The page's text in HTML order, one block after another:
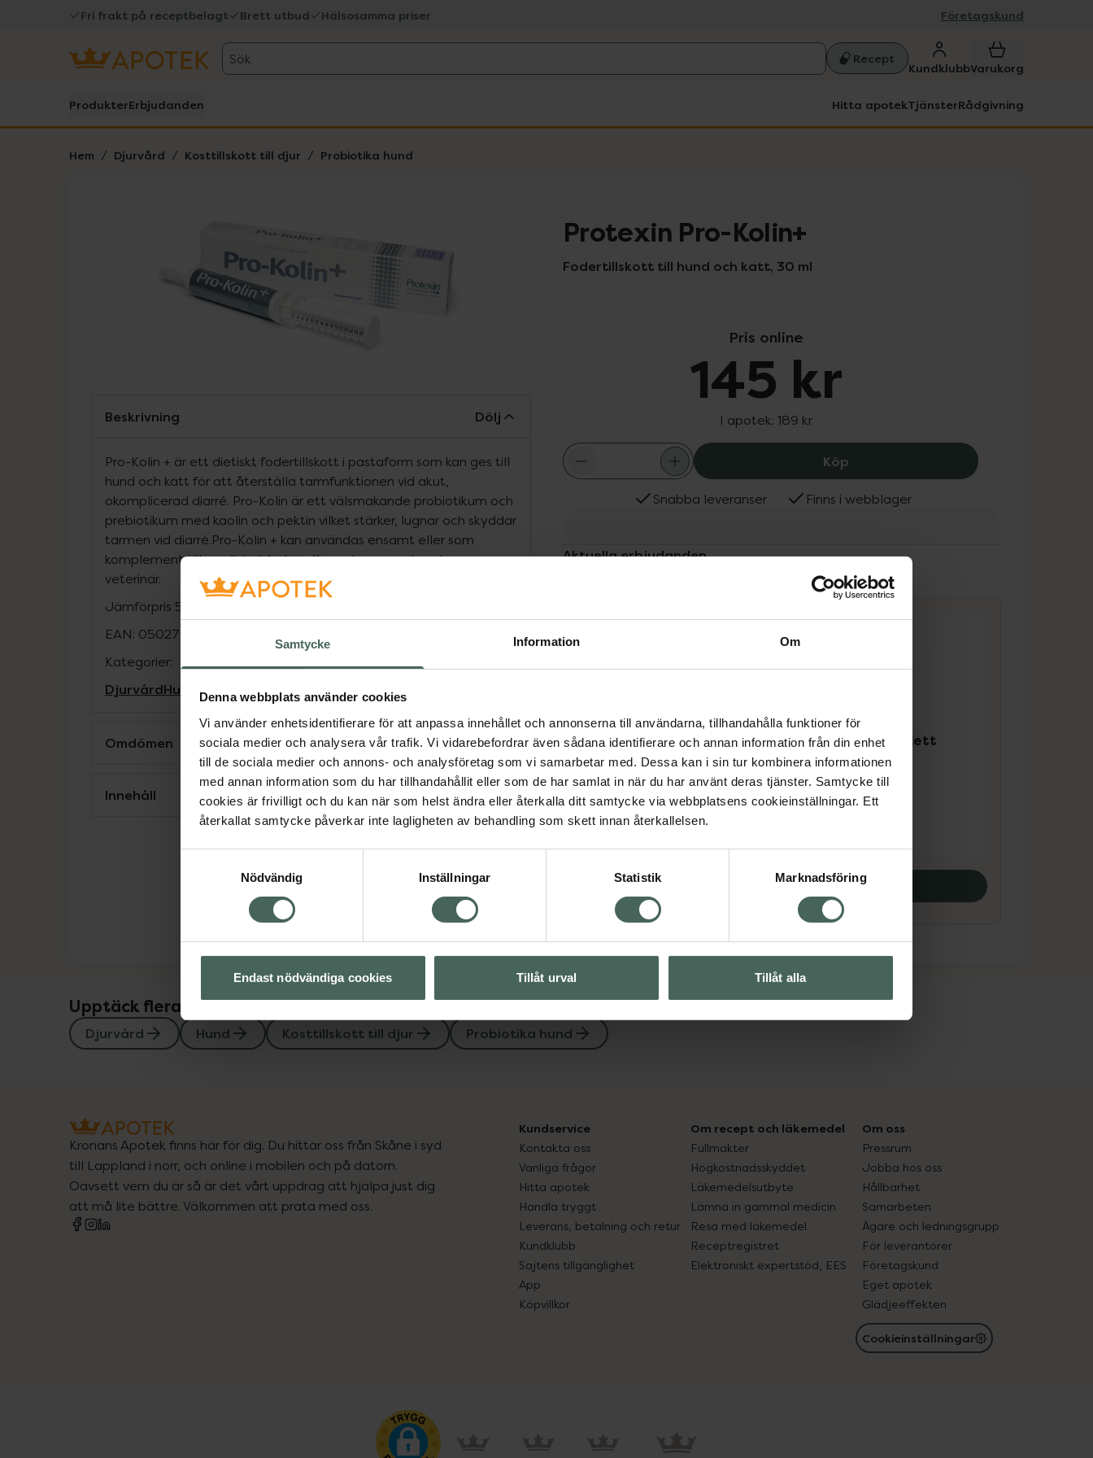
Samtycke Information Om
Denna webbplats använder cookies
Vi använder enhetsidentifierare för att anpassa innehållet och annonserna till användarna, tillhandahålla funktioner för
sociala medier och analysera vår trafik. Vi vidarebefordrar även sådana identifierare och annan information från din enhet
till de sociala medier och annons- och analysföretag som vi samarbetar med. Dessa kan i sin tur kombinera informationen
med annan information som du har tillhandahållit eller som de har samlat in när du har använt deras tjänster. Samtycke till
cookies är frivilligt och du kan när som helst ändra eller återkalla ditt samtycke via webbplatsens cookieinställningar. Ett
återkallat samtycke påverkar inte lagligheten av behandling som skett innan återkallelsen.
Nödvändig
Inställningar Statistik Marknadsföring
Endast nödvändiga cookies Tillåt urval Tillåt alla
Fri frakt på receptbelagt Brett utbud Hälsosamma priser Företagskund
Sök Recept
KundklubbVarukorg
ProdukterErbjudanden Hitta apotekTjänsterRådgivning
Hem Djurvård Kosttillskott till djur Probiotika hund
Protexin Pro-Kolin+
Fodertillskott till hund och katt, 30 ml
Pris online
145 kr
I apotek: 189 kr
Köp Protexin Pro-Kolin+, 145 kr.
Snabba leveranser Finns i webblager
Aktuella erbjudanden
4.6 av 5 i omdöme
Protexin Pro-Kolin+
Fodertillskott till hund och
katt, 30 ml
Pris online
4.8 av 5 i omdöme
Canikur tuggtablett
för hund
Fodertillskott, 12 st
Köp båda för
290 kr Köp båda
Beskrivning Dölj
Pro-Kolin + är ett dietiskt fodertillskott i pastaform som kan ges till
hund och katt för att återställa tarmfunktionen vid akut,
okomplicerad diarré. Pro-Kolin är ett välsmakande probiotikum och
prebiotikum med kaolin och pektin vilket stärker, lugnar och skyddar
tarmen vid diarré.Pro-Kolin + kan användas ensamt eller som
komplement till medicinsk behandling rekommenderad av
veterinär.
Jämförpris 5966,67 kr
EAN: 05027314501929
Kategorier:
DjurvårdHund Kosttillskott till djurProbiotika hund
Omdömen Visa
Innehåll Visa
Upptäck flera produkter inom
Djurvård Hund Kosttillskott till djur Probiotika hund
Kronans Apotek finns här för dig. Du hittar oss från Skåne i syd
till Lappland i norr, och online i mobilen och på datorn.
Oavsett vem du är så är det vårt uppdrag att hjälpa just dig
att må lite bättre. Välkommen att prata med oss.
Kundservice
Kontakta oss
Vanliga frågor
Hitta apotek
Handla tryggt
Leverans, betalning och retur
Kundklubb
Sajtens tillgänglighet
App
Köpvillkor
Om recept och läkemedel
Fullmakter
Högkostnadsskyddet
Läkemedelsutbyte
Lämna in gammal medicin
Resa med läkemedel
Receptregistret
Elektroniskt expertstöd, EES
Om oss
Pressrum
Jobba hos oss
Hållbarhet
Samarbeten
Ägare och ledningsgrupp
För leverantörer
Företagskund
Eget apotek
Glädjeeffekten
Cookieinställningar